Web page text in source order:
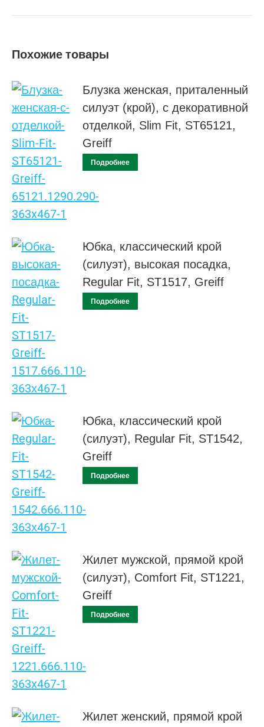
Похожие товары
Блузка женская, приталенный
силуэт (крой), с декоративной
отделкой, Slim Fit, ST65121,
Greiff
Подробнее
Юбка, классический крой
(силуэт), высокая поcадка,
Regular Fit, ST1517, Greiff
Подробнее
Юбка, классический крой
(силуэт), Regular Fit, ST1542,
Greiff
Подробнее
Жилет мужской, прямой крой
(силуэт), Comfort Fit, ST1221,
Greiff
Подробнее
Жилет женский, прямой крой